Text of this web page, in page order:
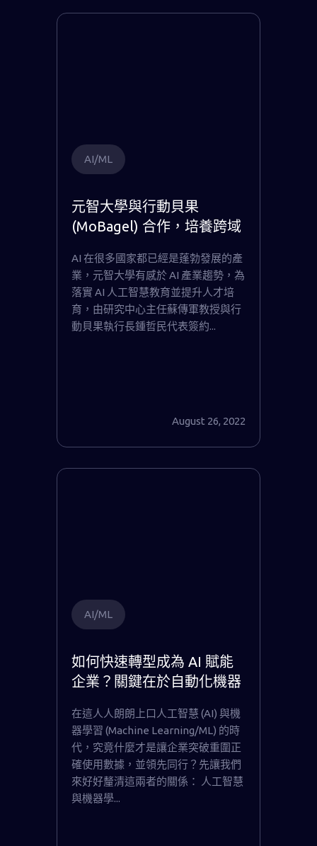
AI/ML
元智大學與行動貝果
(MoBagel) 合作，培養跨域
AI 在很多國家都已經是蓬勃發展的產
業，元智大學有感於 AI 產業趨勢，為
落實 AI 人工智慧教育並提升人才培
育，由研究中心主任蘇傳軍教授與行
動貝果執行長鍾哲民代表簽約...
August 26, 2022
AI/ML
如何快速轉型成為 AI 賦能
企業？關鍵在於自動化機器
在這人人朗朗上口人工智慧 (AI) 與機
器學習 (Machine Learning/ML) 的時
代，究竟什麼才是讓企業突破重圍正
確使用數據，並領先同行？先讓我們
來好好釐清這兩者的關係： 人工智慧
與機器學...